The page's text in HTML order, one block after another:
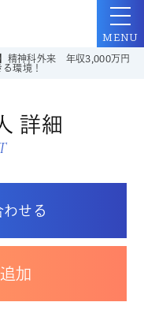
】精神科外来 年収3,000万円
環境！
MENU
詳細
せる
加